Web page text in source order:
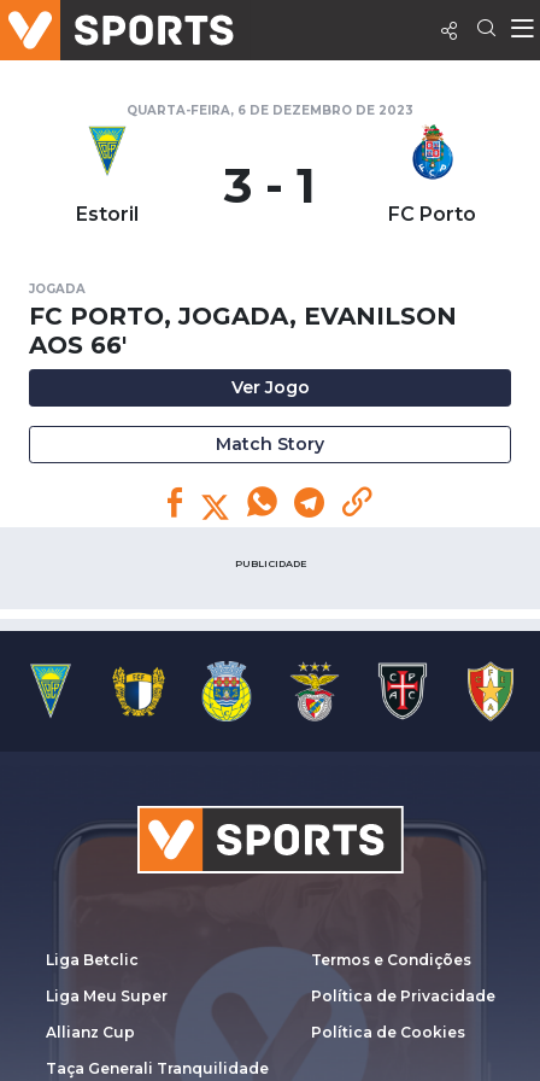
QUARTA-FEIRA, 6 DE DEZEMBRO DE 2023
Estoril 3 - 1 FC Porto
JOGADA
FC PORTO, JOGADA, EVANILSON
AOS 66'
Ver Jogo
Match Story
PUBLICIDADE
Liga Betclic
Liga Meu Super
Allianz Cup
Taça Generali Tranquilidade
Termos e Condições
Política de Privacidade
Política de Cookies